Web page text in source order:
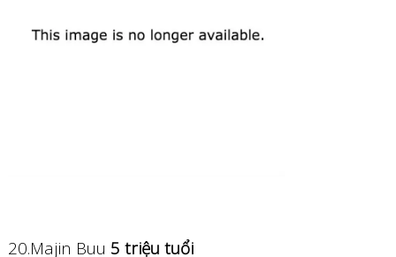
20.Majin Buu 5 triệu tuổi